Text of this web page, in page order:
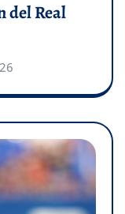
del Real